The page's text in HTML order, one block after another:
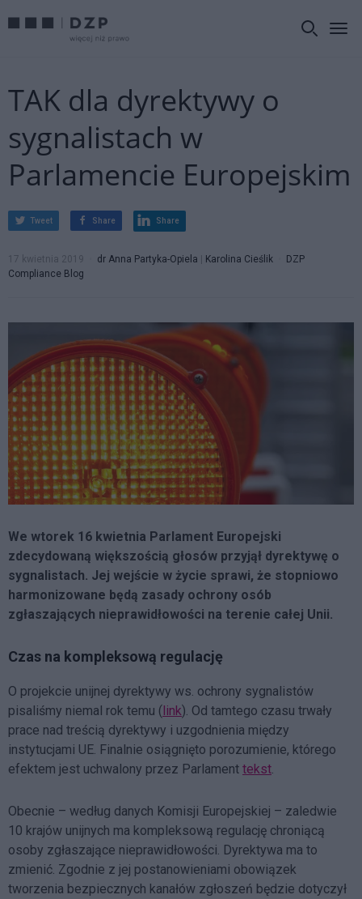
TAK dla dyrektywy o
sygnalistach w
Parlamencie Europejskim
Tweet Share Share
17 kwietnia 2019 dr Anna Partyka-Opiela | Karolina Cieślik
DZP
Compliance Blog
We wtorek 16 kwietnia Parlament Europejski
zdecydowaną większością głosów przyjął dyrektywę o
sygnalistach. Jej wejście w życie sprawi, że stopniowo
harmonizowane będą zasady ochrony osób
zgłaszających nieprawidłowości na terenie całej Unii.
Czas na kompleksową regulację
O projekcie unijnej dyrektywy ws. ochrony sygnalistów
pisaliśmy niemal rok temu (link). Od tamtego czasu trwały
prace nad treścią dyrektywy i uzgodnienia między
instytucjami UE. Finalnie osiągnięto porozumienie, którego
efektem jest uchwalony przez Parlament tekst
Obecnie – według danych Komisji Europejskiej – zaledwie
10 krajów unijnych ma kompleksową regulację chroniącą
osoby zgłaszające nieprawidłowości. Dyrektywa ma to
zmienić. Zgodnie z jej postanowieniami obowiązek
tworzenia bezpiecznych kanałów zgłoszeń będzie dotyczył